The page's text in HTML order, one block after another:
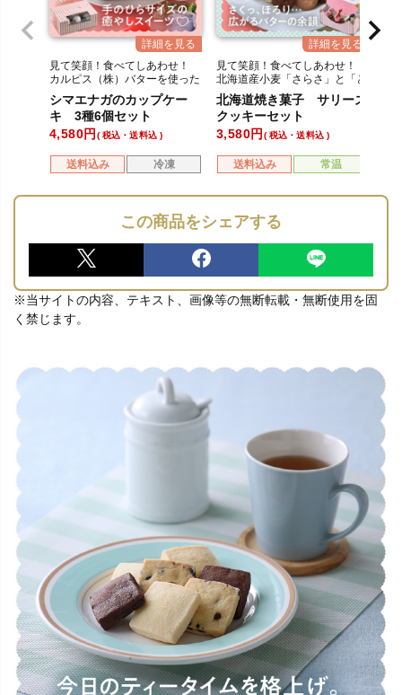
見て笑顔！食べてしあわせ！
カルピス（株）バターを使った
シマエナガスイーツ
シマエナガのカップケー
キ 3種6個セット
送料込み 冷凍
4,580 税込・送料込
見て笑顔！食べてしあわせ！
北海道産小麦「さらさ」と「と
よとみバター」を使用したクッ
キー
北海道焼き菓子 サリーズ
クッキーセット
送料込み 常温
3,580 税込・送料込
この商品をシェアする
※当サイトの内容、テキスト、画像等の無断転載・無断使用を固
く禁じます。